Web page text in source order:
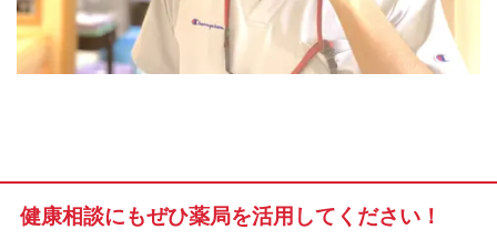
健康相談にもぜひ薬局を活用してください！